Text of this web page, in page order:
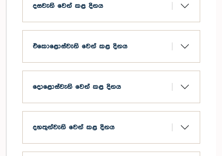
දසවැනි වෙන් කළ දිනය
එකොළොස්වැනි වෙන් කළ දිනය
දොළොස්වැනි වෙන් කළ දිනය
දහතුන්වැනි වෙන් කළ දිනය